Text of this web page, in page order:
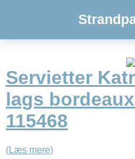
Servietter
lags
115468
(Læs mere)